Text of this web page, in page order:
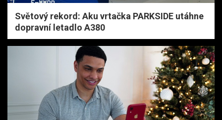
Světový rekord: Aku vrtačka PARKSIDE utáhne
dopravní letadlo A380